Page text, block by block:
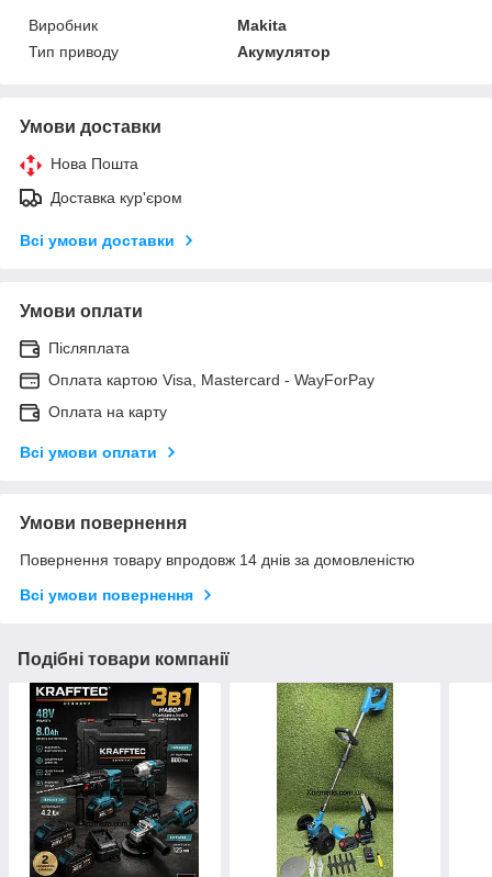
Виробник
Makita
Тип приводу
Акумулятор
Умови доставки
Нова Пошта
Доставка кур'єром
Всі умови доставки
Умови оплати
Післяплата
Оплата картою Visa, Mastercard - WayForPay
Оплата на карту
Всі умови оплати
Умови повернення
Повернення товару впродовж 14 днів за домовленістю
Всі умови повернення
Подібні товари компанії